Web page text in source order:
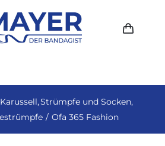
Strümpfe und Socken
Ofa 365 Fashion